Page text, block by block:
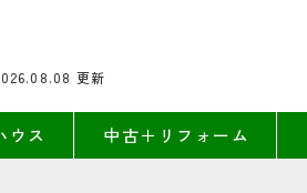
更新
ウス 中古＋リフォーム